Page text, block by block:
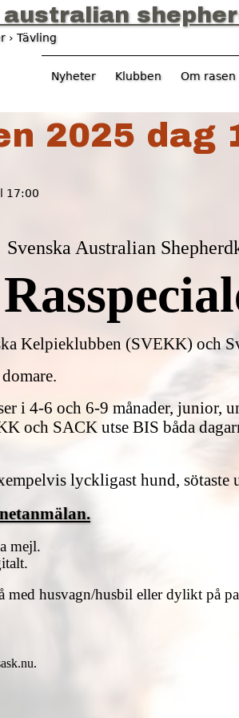
Jump to
australian
2025 dag
17:00
Svenska Australian
Kelpieklubben (SVEKK) och
i 4-6 och 6-9 månader, junior,
och SACK utse BIS båda
lyckligast hund, sötaste
mejl.
med husvagn/husbil eller dylikt på
Nyheter Klubben Om rasen
› Tävling